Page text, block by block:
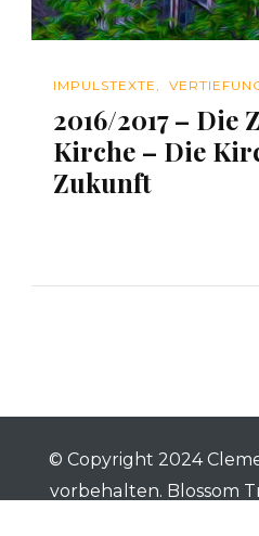
IMPULSTEXTE
2016/2017 – Die
Kirche – Die
Zukunft
© Copyright 2024
vorbehalten. Blossom